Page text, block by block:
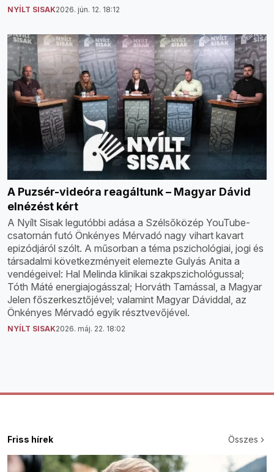
NYÍLT SISAK2026. jún. 12. 18:12
A Puzsér-videóra reagáltunk – Magyar Dávid
elnézést kért
A Nyílt Sisak legutóbbi adása a Szélsőközép YouTube-
csatornán futó Önkényes Mérvadó nagy vihart kavart
epizódjáról szólt. A műsorban a téma pszichológiai, jogi és
társadalmi következményeit elemezte Gulyás Anita a
vendégeivel: Hal Melinda klinikai szakpszichológussal;
Tóth Máté energiajogásszal; Horváth Tamással, a Magyar
Jelen főszerkesztőjével; valamint Magyar Dáviddal, az
Önkényes Mérvadó egyik résztvevőjével.
NYÍLT SISAK2026. máj. 22. 18:02
Friss hírek Összes